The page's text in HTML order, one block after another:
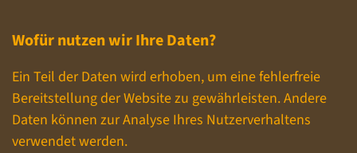
Wofür nutzen wir Ihre Daten?
Ein Teil der Daten wird erhoben, um eine fehlerfreie
Bereitstellung der Website zu gewährleisten. Andere
Daten können zur Analyse Ihres Nutzerverhaltens
verwendet werden.